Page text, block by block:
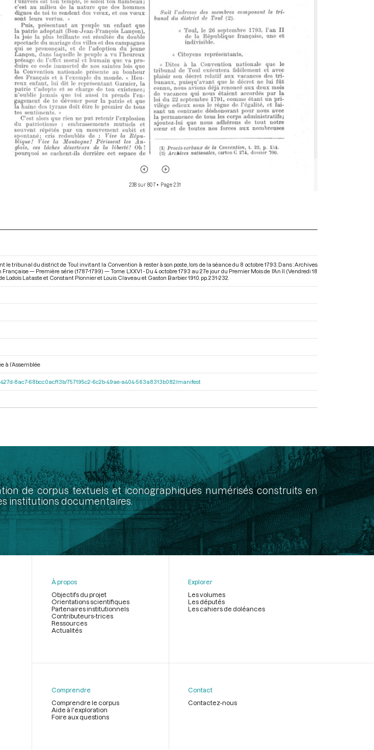
238 sur 807• Page 231
le tribunal du district de Toul invitant la Convention à rester à son poste, lors de la séance du 8 octobre 1793. Dans : Archives
— Première série (1787-1799) — Tome LXXVI - Du 4 octobre 1793 au 27e jour du Premier Mois de l'An II (Vendredi 18
Lodoïs Lataste et Constant Pionnier et Louis Claveau et Gaston Barbier. 1910. pp. 231-232.
à l’Assemblée
427d-8ac7-68bcc0acf13b/757195c2-6c2b-49ae-a404-563a8313b082/manifest
de corpus textuels et iconographiques numérisés construits en
institutions documentaires.
page
À propos
Objectifs du projet
Orientations scientifiques
Partenaires institutionnels
Contributeurs-trices
Ressources
Actualités
Explorer
Les volumes
Les députés
Les cahiers de doléances
Comprendre
Comprendre le corpus
Aide à l'exploration
Foire aux questions
Contact
Contactez-nous